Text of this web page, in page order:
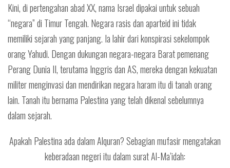
Kini, di pertengahan abad XX, nama Israel dipakai untuk sebuah
“negara” di Timur Tengah. Negara rasis dan aparteid ini tidak
memiliki sejarah yang panjang. Ia lahir dari konspirasi sekelompok
orang Yahudi. Dengan dukungan negara-negara Barat pemenang
Perang Dunia II, terutama Inggris dan AS, mereka dengan kekuatan
militer menginvasi dan mendirikan negara haram itu di tanah orang
lain. Tanah itu bernama Palestina yang telah dikenal sebelumnya
dalam sejarah.
Apakah Palestina ada dalam Alquran? Sebagian mufasir mengatakan
keberadaan negeri itu dalam surat Al-Ma’idah: